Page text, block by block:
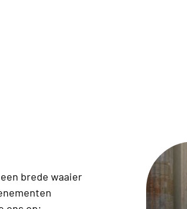
brede waaier